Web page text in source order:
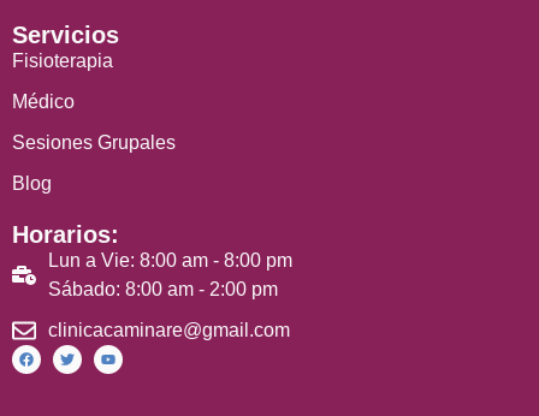
Servicios
Fisioterapia
Médico
Sesiones Grupales
Blog
Horarios:
Lun a Vie: 8:00 am - 8:00 pm
Sábado: 8:00 am - 2:00 pm
clinicacaminare@gmail.com